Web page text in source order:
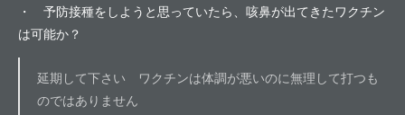
・ 予防接種をしようと思っていたら、咳鼻が出てきたワクチン
は可能か？
延期して下さい ワクチンは体調が悪いのに無理して打つも
のではありません